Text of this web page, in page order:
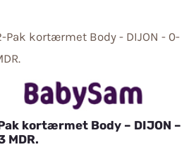
kortærmet Body – DIJON –
MDR.